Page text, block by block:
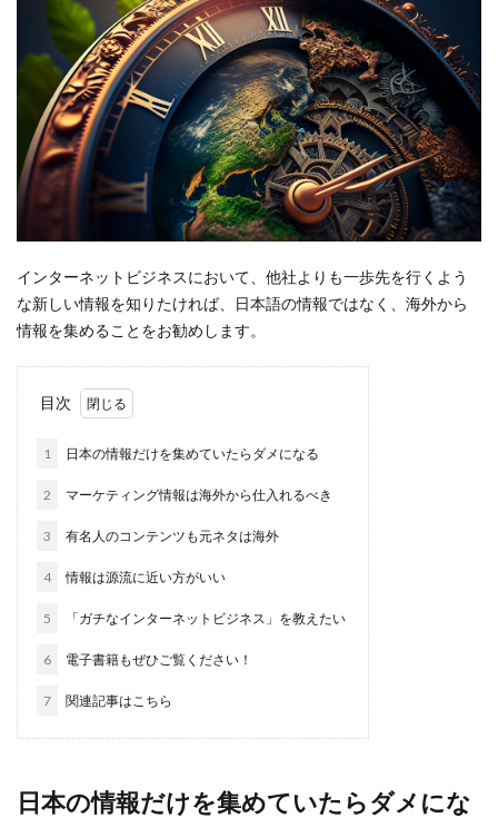
インターネットビジネスにおいて、他社よりも一歩先を行くよう
な新しい情報を知りたければ、日本語の情報ではなく、海外から
情報を集めることをお勧めします。
目次
1 日本の情報だけを集めていたらダメになる
2 マーケティング情報は海外から仕入れるべき
3 有名人のコンテンツも元ネタは海外
4 情報は源流に近い方がいい
5 「ガチなインターネットビジネス」を教えたい
6 電子書籍もぜひご覧ください！
7 関連記事はこちら
日本の情報だけを集めていたらダメにな